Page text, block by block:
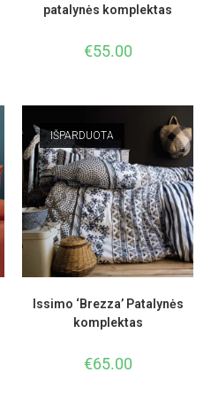
patalynės komplektas
€55.00
IŠPARDUOTA
Issimo ‘Brezza’ Patalynės
komplektas
€65.00